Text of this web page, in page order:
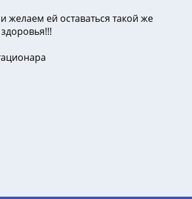
ей оставаться такой же